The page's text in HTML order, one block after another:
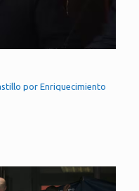
por Enriquecimiento